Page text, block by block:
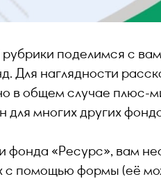
поделимся с
Для наглядности
в общем случае плюс-
для многих других
фонда «Ресурс», вам
с помощью формы (её